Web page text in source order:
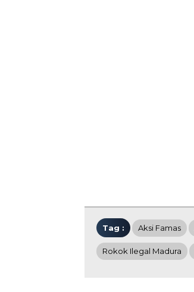
Tag : Aksi Famas
Rokok Ilegal Madura